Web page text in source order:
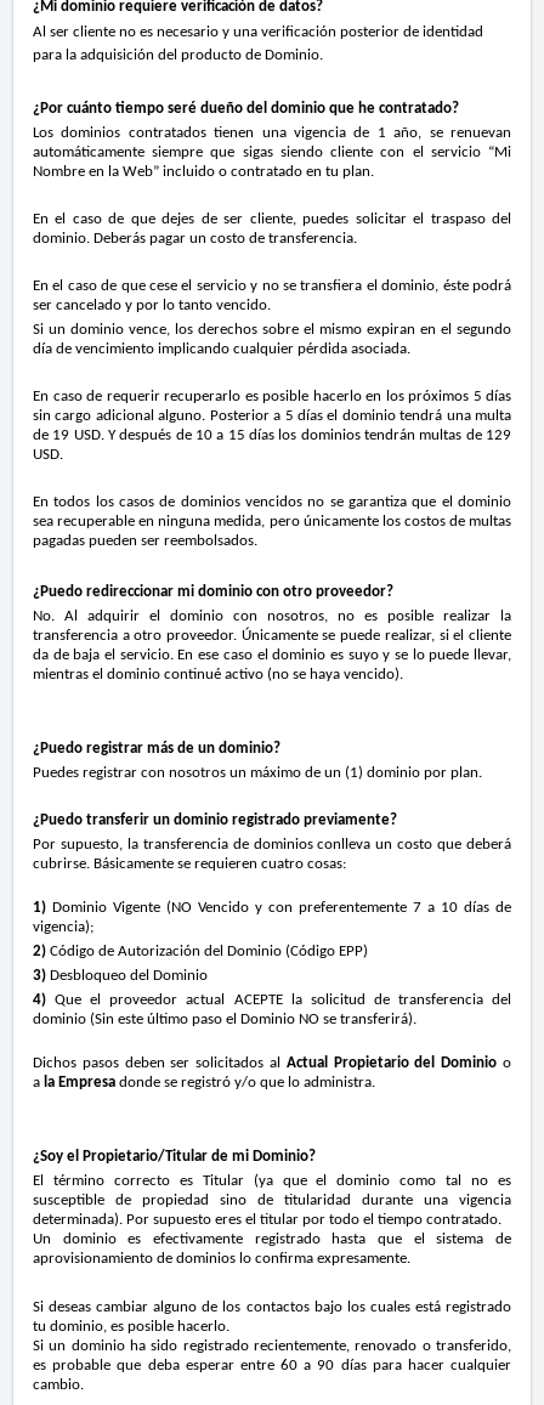
¿Mi dominio requiere verificación de datos?
Al ser cliente no es necesario y una verificación posterior de identidad
para la adquisición del producto de Dominio.
¿Por cuánto tiempo seré dueño del dominio que he contratado?
Los dominios contratados tienen una vigencia de 1 año, se renuevan
automáticamente siempre que sigas siendo cliente con el servicio “Mi
Nombre en la Web” incluido o contratado en tu plan.
En el caso de que dejes de ser cliente, puedes solicitar el traspaso del
dominio. Deberás pagar un costo de transferencia.
En el caso de que cese el servicio y no se transfiera el dominio, éste podrá
ser cancelado y por lo tanto vencido.
Si un dominio vence, los derechos sobre el mismo expiran en el segundo
día de vencimiento implicando cualquier pérdida asociada.
En caso de requerir recuperarlo es posible hacerlo en los próximos 5 días
sin cargo adicional alguno. Posterior a 5 días el dominio tendrá una multa
de 19 USD. Y después de 10 a 15 días los dominios tendrán multas de 129
USD.
En todos los casos de dominios vencidos no se garantiza que el dominio
sea recuperable en ninguna medida, pero únicamente los costos de multas
pagadas pueden ser reembolsados.
¿Puedo redireccionar mi dominio con otro proveedor?
No. Al adquirir el dominio con nosotros, no es posible realizar la
transferencia a otro proveedor. Únicamente se puede realizar, si el cliente
da de baja el servicio. En ese caso el dominio es suyo y se lo puede llevar,
mientras el dominio continué activo (no se haya vencido).
¿Puedo registrar más de un dominio?
Puedes registrar con nosotros un máximo de un (1) dominio por plan.
¿Puedo transferir un dominio registrado previamente?
Por supuesto, la transferencia de dominios conlleva un costo que deberá
cubrirse. Básicamente se requieren cuatro cosas:
1) Dominio Vigente (NO Vencido y con preferentemente 7 a 10 días de
vigencia);
2) Código de Autorización del Dominio (Código EPP)
3) Desbloqueo del Dominio
4) Que el proveedor actual ACEPTE la solicitud de transferencia del
dominio (Sin este último paso el Dominio NO se transferirá).
Dichos pasos deben ser solicitados al Actual Propietario del Dominio o
a la Empresa donde se registró y/o que lo administra.
¿Soy el Propietario/Titular de mi Dominio?
El término correcto es Titular (ya que el dominio como tal no es
susceptible de propiedad sino de titularidad durante una vigencia
determinada). Por supuesto eres el titular por todo el tiempo contratado.
Un dominio es efectivamente registrado hasta que el sistema de
aprovisionamiento de dominios lo confirma expresamente.
Si deseas cambiar alguno de los contactos bajo los cuales está registrado
tu dominio, es posible hacerlo.
Si un dominio ha sido registrado recientemente, renovado o transferido,
es probable que deba esperar entre 60 a 90 días para hacer cualquier
cambio.